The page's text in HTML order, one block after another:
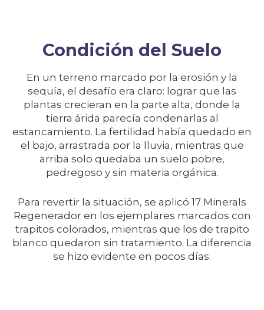
Condición del Suelo
En un terreno marcado por la erosión y la
sequía, el desafío era claro: lograr que las
plantas crecieran en la parte alta, donde la
tierra árida parecía condenarlas al
estancamiento. La fertilidad había quedado en
el bajo, arrastrada por la lluvia, mientras que
arriba solo quedaba un suelo pobre,
pedregoso y sin materia orgánica.
Para revertir la situación, se aplicó 17 Minerals
Regenerador en los ejemplares marcados con
trapitos colorados, mientras que los de trapito
blanco quedaron sin tratamiento. La diferencia
se hizo evidente en pocos días.